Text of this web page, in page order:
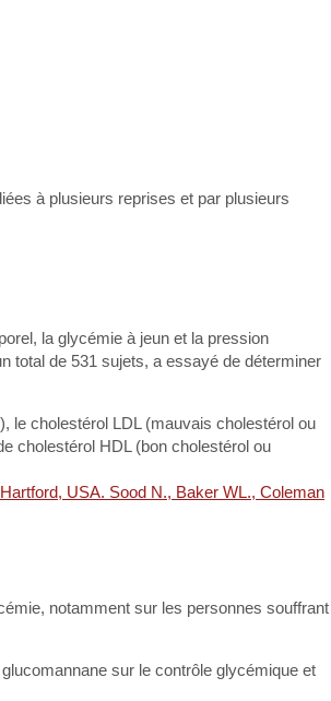
à plusieurs reprises et par plusieurs
la glycémie à jeun et la pression
total de 531 sujets, a essayé de déterminer
le cholestérol LDL (mauvais cholestérol ou
cholestérol HDL (bon cholestérol ou
USA. Sood N., Baker WL., Coleman
notamment sur les personnes souffrant
sur le contrôle glycémique et